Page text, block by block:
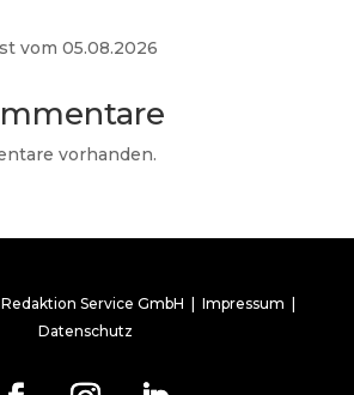
vom 05.08.2026
vorhanden.
Service GmbH |Impressum
Datenschutz